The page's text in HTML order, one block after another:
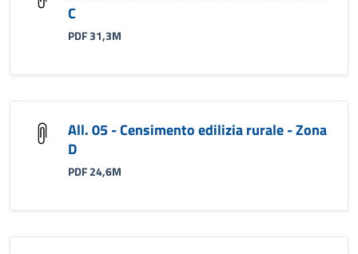
C
PDF 31,3M
All. 05 - Censimento edilizia rurale - Zona
D
PDF 24,6M